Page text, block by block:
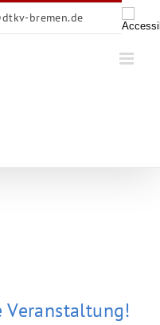
bremen.de
Veranstaltung!